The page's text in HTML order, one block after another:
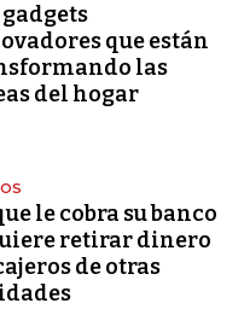
gadgets
que están
las
del hogar
le cobra su banco
retirar dinero
de otras